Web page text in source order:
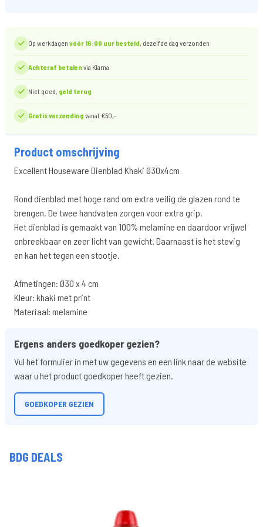
Op werkdagen vóór 16:00 uur besteld, dezelfde dag verzonden
Achteraf betalen via Klarna
Niet goed, geld terug
Gratis verzending vanaf €50,-
Product omschrijving
Excellent Houseware Dienblad Khaki Ø30x4cm
Rond dienblad met hoge rand om extra veilig de glazen rond te
brengen. De twee handvaten zorgen voor extra grip.
Het dienblad is gemaakt van 100% melamine en daardoor vrijwel
onbreekbaar en zeer licht van gewicht. Daarnaast is het stevig
en kan het tegen een stootje.
Afmetingen: Ø30 x 4 cm
Kleur: khaki met print
Materiaal: melamine
Ergens anders goedkoper gezien?
Vul het formulier in met uw gegevens en een link naar de website
waar u het product goedkoper heeft gezien.
GOEDKOPER GEZIEN
BDG DEALS